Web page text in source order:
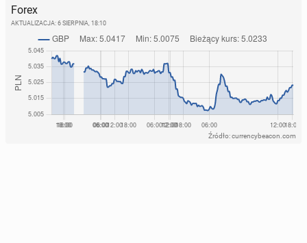
Forex
AKTUALIZACJA: 6 SIERPNIA, 18:10
Źródło: currencybeacon.com